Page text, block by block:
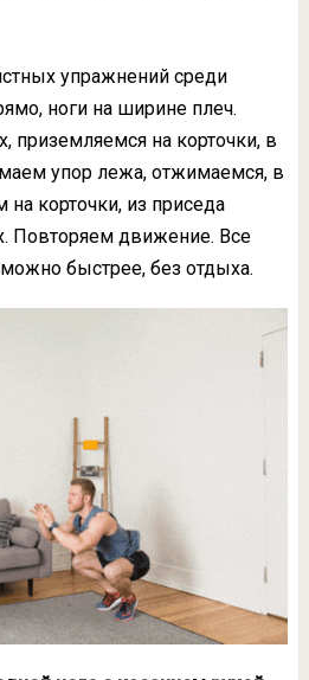
упражнений среди
ноги на ширине плеч.
на корточки, в
упор лежа, отжимаемся, в
корточки, из приседа
Повторяем движение. Все
быстрее, без отдыха.